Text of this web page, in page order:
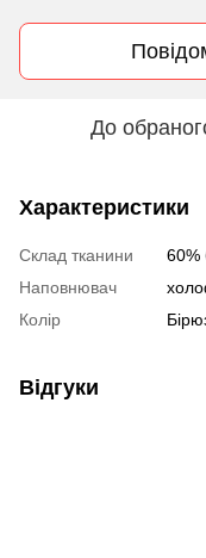
До
Характеристики
Склад тканини
60%
Наповнювач
Колір
Відгуки